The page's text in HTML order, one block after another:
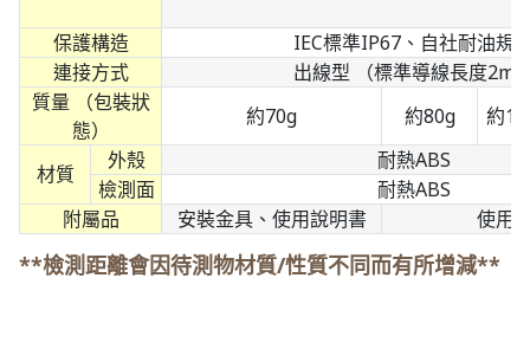
保護構造
IEC標準IP67、自社耐油規
連接方式
出線型 （標準導線長度2m
質量 （包裝狀
態）
約70g 約80g 約
材質
外殼
耐熱ABS
檢測面
耐熱ABS
附屬品
安裝金具、使用說明書 使用
**檢測距離會因待測物材質/性質不同而有所增減**